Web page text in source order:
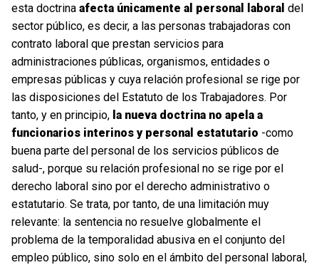
esta doctrina afecta únicamente al personal laboral del
sector público, es decir, a las personas trabajadoras con
contrato laboral que prestan servicios para
administraciones públicas, organismos, entidades o
empresas públicas y cuya relación profesional se rige por
las disposiciones del Estatuto de los Trabajadores. Por
tanto, y en principio, la nueva doctrina no apela a
funcionarios interinos y personal estatutario -como
buena parte del personal de los servicios públicos de
salud-, porque su relación profesional no se rige por el
derecho laboral sino por el derecho administrativo o
estatutario. Se trata, por tanto, de una limitación muy
relevante: la sentencia no resuelve globalmente el
problema de la temporalidad abusiva en el conjunto del
empleo público, sino solo en el ámbito del personal laboral,